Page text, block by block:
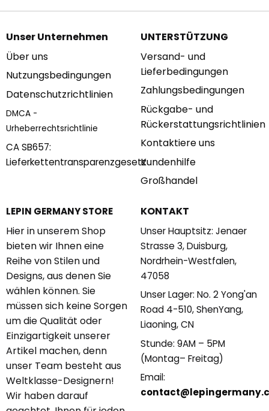
Unser Unternehmen
Über uns
Nutzungsbedingungen
Datenschutzrichtlinien
DMCA -
Urheberrechtsrichtlinie
CA SB657:
Lieferkettentransparenzgesetz
UNTERSTÜTZUNG
Versand- und
Lieferbedingungen
Zahlungsbedingungen
Rückgabe- und
Rückerstattungsrichtlinien
Kontaktiere uns
Kundenhilfe
Großhandel
LEPIN GERMANY STORE
Hier in unserem Shop
bieten wir Ihnen eine
Reihe von Stilen und
Designs, aus denen Sie
wählen können. Sie
müssen sich keine Sorgen
um die Qualität oder
Einzigartigkeit unserer
Artikel machen, denn
unser Team besteht aus
Weltklasse-Designern!
Wir haben darauf
KONTAKT
Unser Hauptsitz: Jenaer
Strasse 3, Duisburg,
Nordrhein-Westfalen,
47058
Unser Lager: No. 2 Yong'an
Road 4-510, ShenYang,
Liaoning, CN
Stunde: 9AM – 5PM
(Montag– Freitag)
Email: